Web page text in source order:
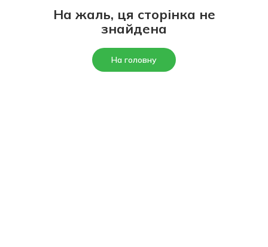
На жаль, ця сторінка не
знайдена
На головну